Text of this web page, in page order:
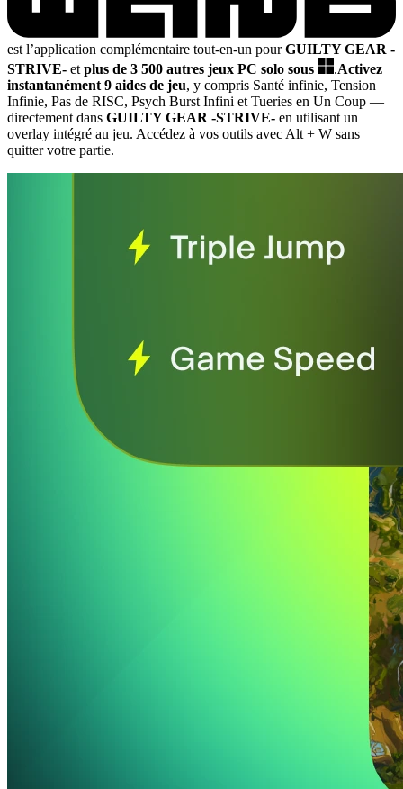
est l’application complémentaire tout-en-un pourGUILTY GEAR -
STRIVE- et plus de 3 500 autres jeux PC solo sous .Activez
instantanément 9 aides de jeu, y compris Santé infinie, Tension
Infinie, Pas de RISC, Psych Burst Infini et Tueries en Un Coup —
directement dans GUILTY GEAR -STRIVE- en utilisant un
overlay intégré au jeu. Accédez à vos outils avec Alt + W sans
quitter votre partie.